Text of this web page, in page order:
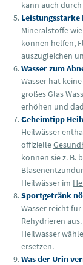
kann auch
Mineralstoffe wie
können helfen,
auszugleichen
Wasser zum
Wasser hat
großes Glas
erhöhen und
Geheimtipp
Heilwässer
offizielle
können sie z. B.
Heilwässer im
Sportgetränk
Wasser reicht
Rehydrieren
Heilwasser
ersetzen.
Was der Urin